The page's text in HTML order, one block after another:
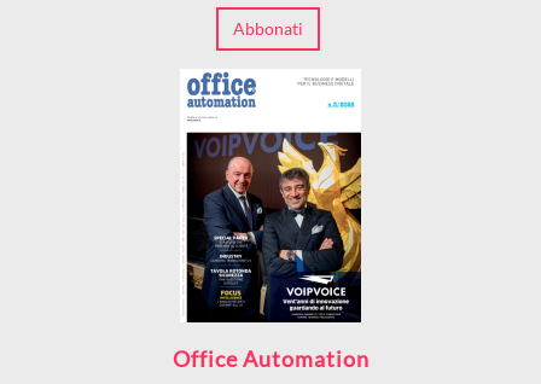
Abbonati
Office Automation